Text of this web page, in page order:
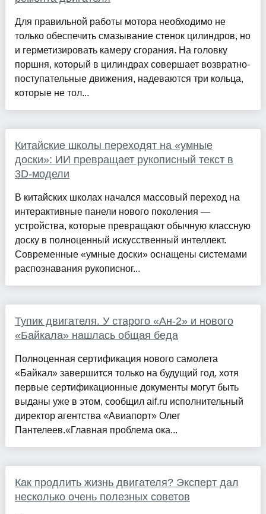
Для правильной работы мотора необходимо не
только обеспечить смазывание стенок цилиндров, но
и герметизировать камеру сгорания. На головку
поршня, который в цилиндрах совершает возвратно-
поступательные движения, надеваются три кольца,
которые не тол...
Китайские школы переходят на «умные
доски»: ИИ превращает рукописный текст в
3D-модели
В китайских школах начался массовый переход на
интерактивные панели нового поколения —
устройства, которые превращают обычную классную
доску в полноценный искусственный интеллект.
Современные «умные доски» оснащены системами
распознавания рукописног...
Тупик двигателя. У старого «Ан-2» и нового
«Байкала» нашлась общая беда
Полноценная сертификация нового самолета
«Байкал» завершится только на будущий год, хотя
первые сертификационные документы могут быть
выданы уже в этом, сообщил aif.ru исполнительный
директор агентства «Авиапорт» Олег
Пантелеев.«Главная проблема ока...
Как продлить жизнь двигателя? Эксперт дал
несколько очень полезных советов